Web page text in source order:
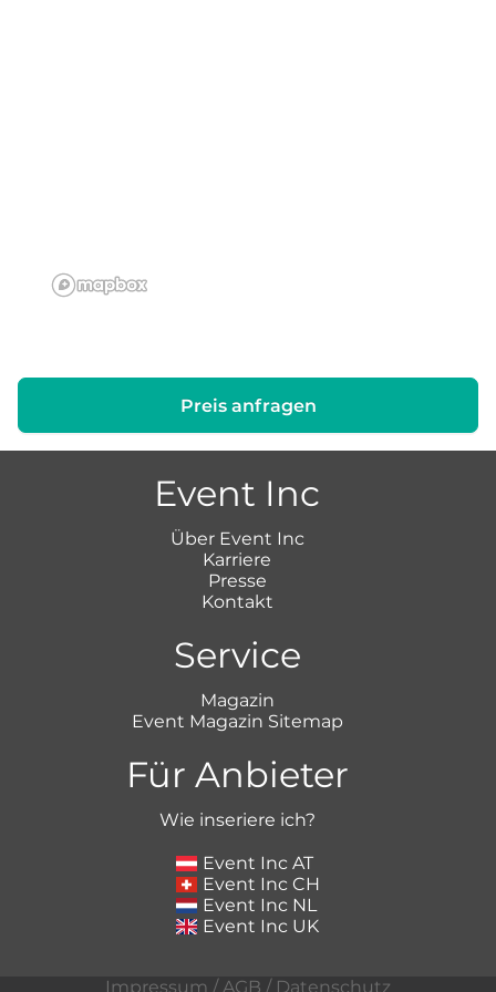
Preis anfragen
Event Inc
Über Event Inc
Karriere
Presse
Kontakt
Service
Magazin
Event Magazin Sitemap
Für Anbieter
Wie inseriere ich?
Event Inc AT
Event Inc CH
Event Inc NL
Event Inc UK
Impressum / AGB / Datenschutz